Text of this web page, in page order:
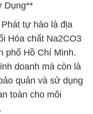
Dụng**
tự hào là địa
Hóa chất Na2CO3
phố Hồ Chí Minh.
doanh mà còn là
quản và sử dụng
toàn cho môi